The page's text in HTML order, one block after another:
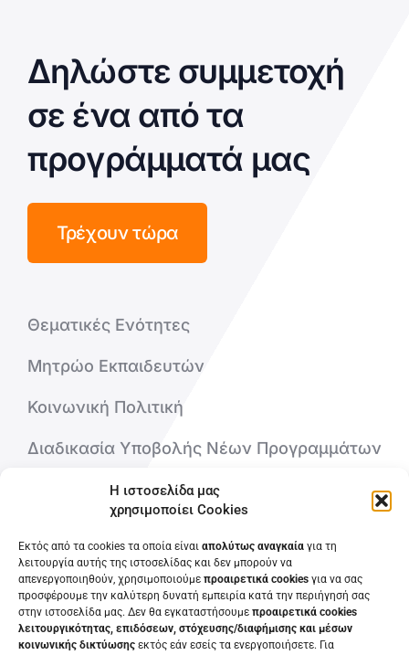
Η ιστοσελίδα μας
χρησιμοποίει Cookies
Εκτός από τα cookies τα οποία είναι απολύτως αναγκαία για τη
λειτουργία αυτής της ιστοσελίδας και δεν μπορούν να
απενεργοποιηθούν, χρησιμοποιούμε προαιρετικά cookies για να σας
προσφέρουμε την καλύτερη δυνατή εμπειρία κατά την περιήγησή σας
στην ιστοσελίδα μας. Δεν θα εγκαταστήσουμε προαιρετικά cookies
λειτουργικότητας, επιδόσεων, στόχευσης/διαφήμισης και μέσων
κοινωνικής δικτύωσης εκτός εάν εσείς τα ενεργοποιήσετε. Για
Δηλώστε συμμετοχή
σε ένα από τα
προγράμματά μας
Τρέχουν τώρα
Θεματικές Ενότητες
Μητρώο Εκπαιδευτών
Κοινωνική Πολιτική
Διαδικασία Υποβολής Νέων Προγραμμάτων
Ποιοι είμαστε
Επικοινωνήστε μαζί μας
Συχνές Ερωτήσεις